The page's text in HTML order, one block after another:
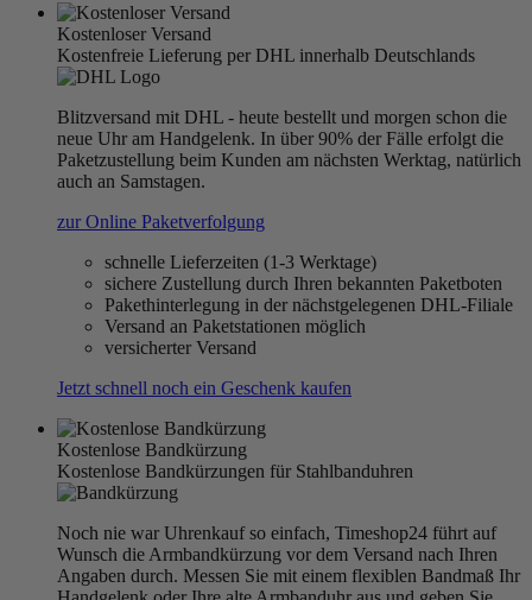
Kostenloser Versand
Kostenfreie Lieferung per DHL innerhalb Deutschlands
Blitzversand mit DHL - heute bestellt und morgen schon die
neue Uhr am Handgelenk. In über 90% der Fälle erfolgt die
Paketzustellung beim Kunden am nächsten Werktag, natürlich
auch an Samstagen.
zur Online Paketverfolgung
schnelle Lieferzeiten (1-3 Werktage)
sichere Zustellung durch Ihren bekannten Paketboten
Pakethinterlegung in der nächstgelegenen DHL-Filiale
Versand an Paketstationen möglich
versicherter Versand
Jetzt schnell noch ein Geschenk kaufen
Kostenlose Bandkürzung
Kostenlose Bandkürzungen für Stahlbanduhren
Noch nie war Uhrenkauf so einfach, Timeshop24 führt auf
Wunsch die Armbandkürzung vor dem Versand nach Ihren
Angaben durch. Messen Sie mit einem flexiblen Bandmaß Ihr